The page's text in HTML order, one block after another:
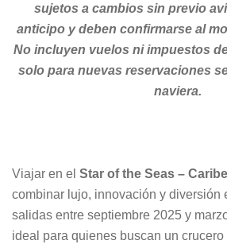
sujetos a cambios sin previo
anticipo y deben confirmarse al
No incluyen vuelos ni impuestos
solo para nuevas reservaciones
naviera.
Viajar en el Star of the Seas –
combinar lujo, innovación y diversión
salidas entre septiembre 2025 y
ideal para quienes buscan un